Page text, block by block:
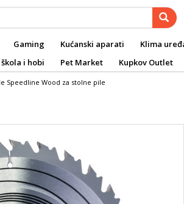
Gaming Kućanski aparati Klima
i hobi Pet Market Kupkov Outlet
Speedline Wood za stolne pile